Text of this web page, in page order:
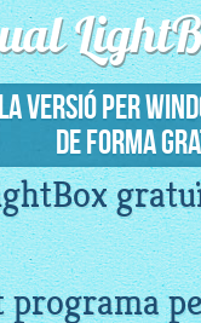
La Versió per
de forma